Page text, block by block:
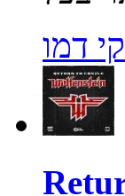
דמו